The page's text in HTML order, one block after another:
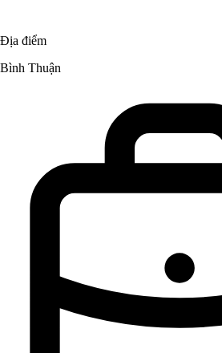
Địa điểm
Bình Thuận